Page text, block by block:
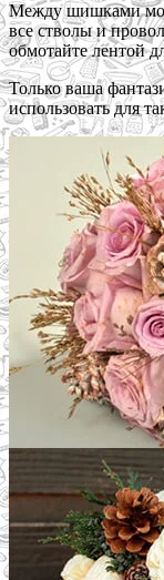
Между шишками
все стволы и
обмотайте лентой
Только ваша
использовать для